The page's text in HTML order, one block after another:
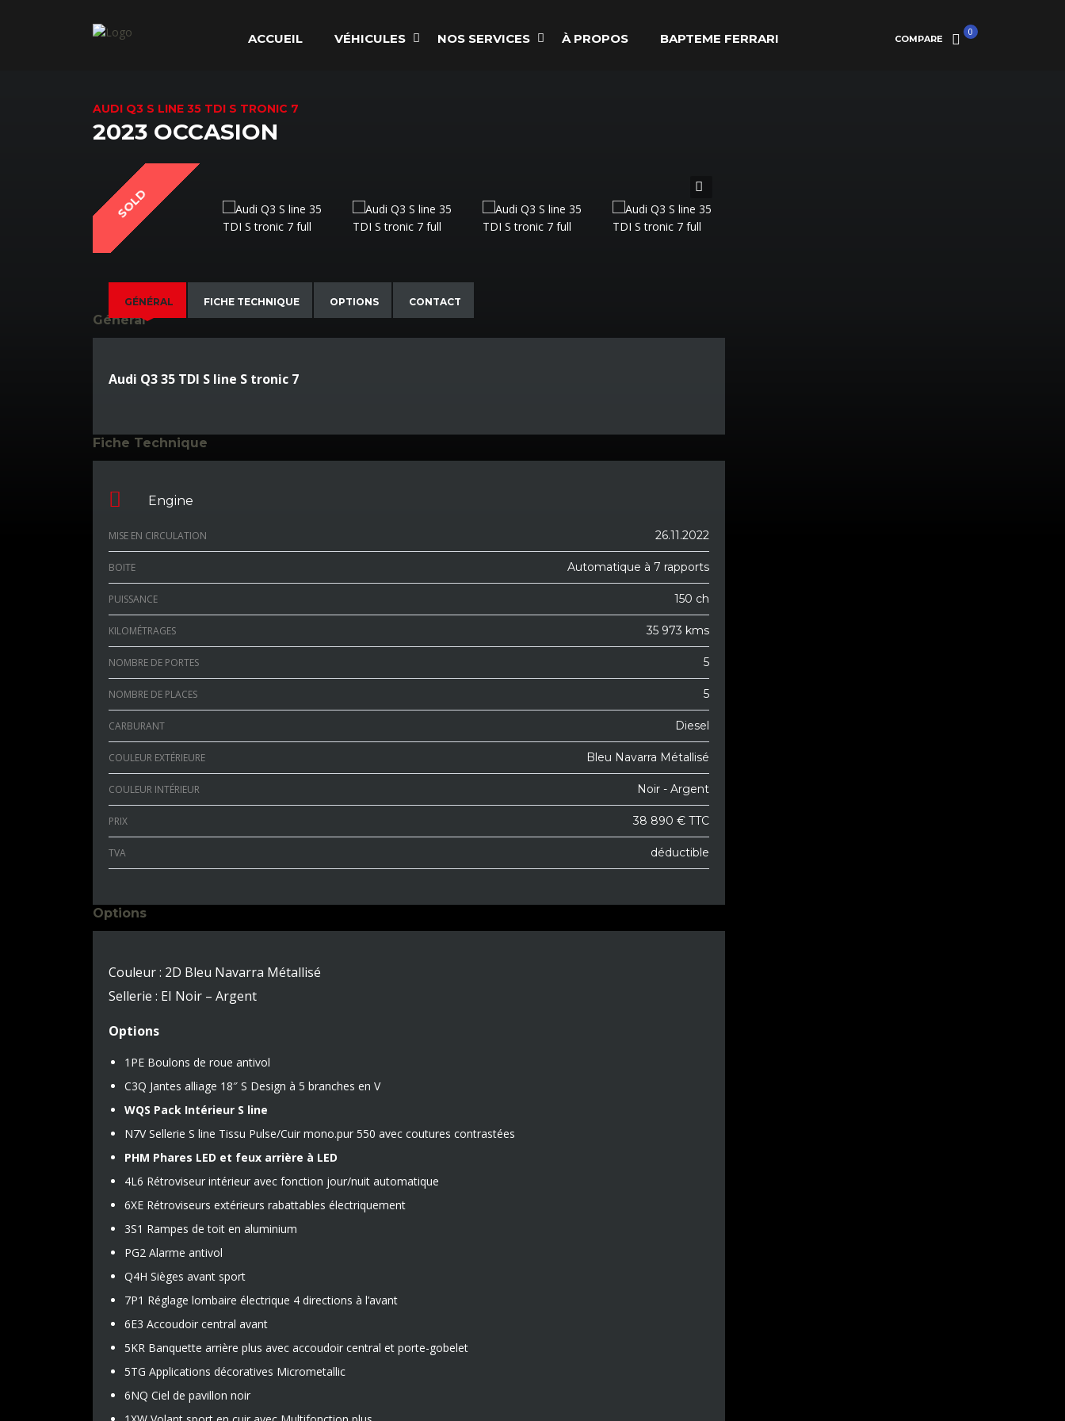
COMPARE
0
ACCUEIL VÉHICULES NOS SERVICES À PROPOS BAPTEME FERRARI
AUDI Q3 S LINE 35 TDI S TRONIC 7
2023 OCCASION
SOLD
GÉNÉRAL FICHE TECHNIQUE OPTIONS CONTACT
Général
Audi Q3 35 TDI S line S tronic 7
Fiche Technique
Engine
MISE EN CIRCULATION 26.11.2022
BOITE Automatique à 7 rapports
PUISSANCE 150 ch
KILOMÉTRAGES 35 973 kms
NOMBRE DE PORTES 5
NOMBRE DE PLACES 5
CARBURANT Diesel
COULEUR EXTÉRIEURE Bleu Navarra Métallisé
COULEUR INTÉRIEUR Noir - Argent
PRIX 38 890 € TTC
TVA déductible
Options
Couleur : 2D Bleu Navarra Métallisé
Sellerie : EI Noir – Argent
Options
1PE Boulons de roue antivol
C3Q Jantes alliage 18″ S Design à 5 branches en V
WQS Pack Intérieur S line
N7V Sellerie S line Tissu Pulse/Cuir mono.pur 550 avec coutures contrastées
PHM Phares LED et feux arrière à LED
4L6 Rétroviseur intérieur avec fonction jour/nuit automatique
6XE Rétroviseurs extérieurs rabattables électriquement
3S1 Rampes de toit en aluminium
PG2 Alarme antivol
Q4H Sièges avant sport
7P1 Réglage lombaire électrique 4 directions à l’avant
6E3 Accoudoir central avant
5KR Banquette arrière plus avec accoudoir central et porte-gobelet
5TG Applications décoratives Micrometallic
6NQ Ciel de pavillon noir